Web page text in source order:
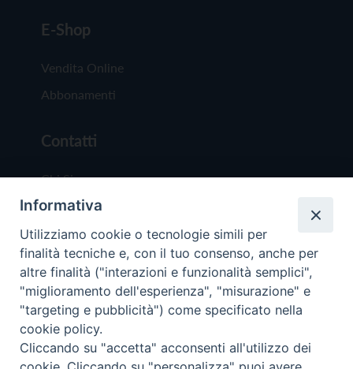
E-Shop
Vendita Online
Abbonamenti
Contatti
Chi Siamo
Redazione
Scrivici
Copyright © 2019 - Tutti i diritti riservati - Vita
Trentina Editrice
Informativa
Utilizziamo cookie o tecnologie simili per
finalità tecniche e, con il tuo consenso, anche per
altre finalità ("interazioni e funzionalità semplici",
"miglioramento dell'esperienza", "misurazione" e
"targeting e pubblicità") come specificato nella
cookie policy.
Cliccando su "accetta" acconsenti all'utilizzo dei